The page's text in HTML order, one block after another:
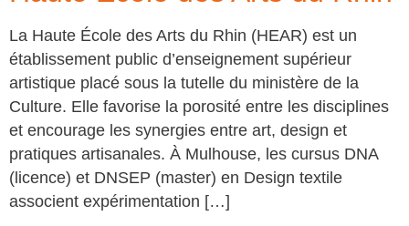
La Haute École des Arts du Rhin (HEAR) est un
établissement public d’enseignement supérieur
artistique placé sous la tutelle du ministère de la
Culture. Elle favorise la porosité entre les disciplines
et encourage les synergies entre art, design et
pratiques artisanales. À Mulhouse, les cursus DNA
(licence) et DNSEP (master) en Design textile
associent expérimentation […]